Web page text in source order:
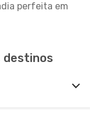
perfeita em
destinos